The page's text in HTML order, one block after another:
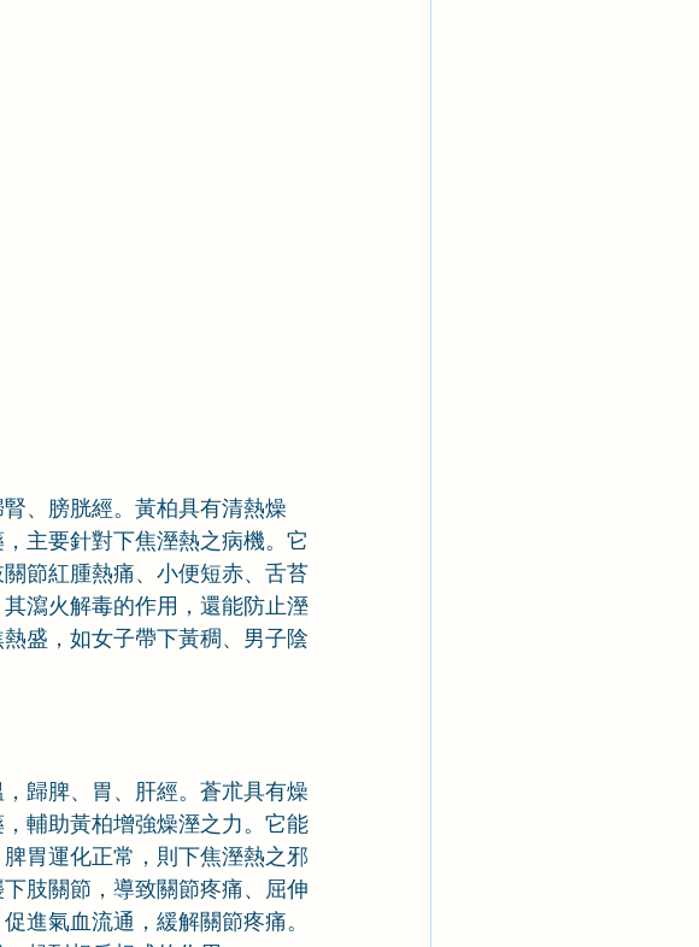
、膀胱經。黃柏具有清熱燥
主要針對下焦溼熱之病機。它
節紅腫熱痛、小便短赤、舌苔
瀉火解毒的作用，還能防止溼
盛，如女子帶下黃稠、男子陰
歸脾、胃、肝經。蒼朮具有燥
輔助黃柏增強燥溼之力。它能
胃運化正常，則下焦溼熱之邪
肢關節，導致關節疼痛、屈伸
進氣血流通，緩解關節疼痛。